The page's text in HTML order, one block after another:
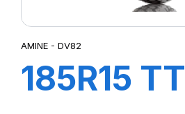
AMINE - DV82
185R15 TT